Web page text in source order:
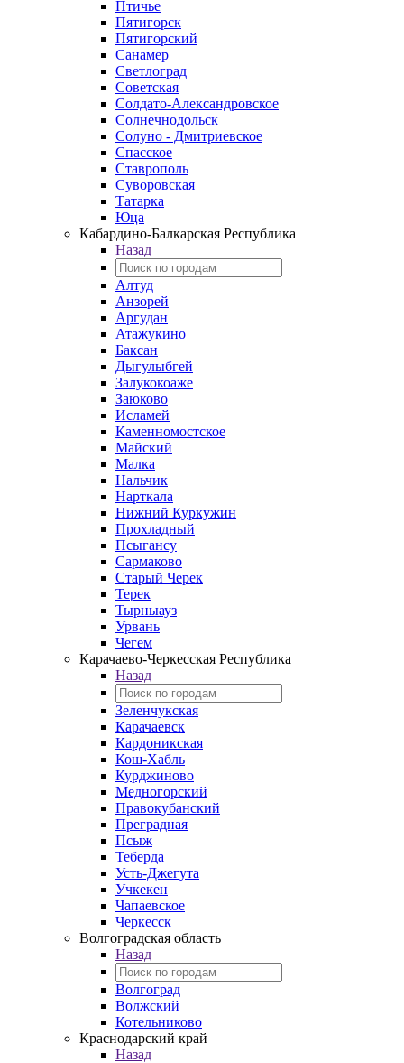
Птичье
Пятигорск
Пятигорский
Санамер
Светлоград
Советская
Солдато-Александровское
Солнечнодольск
Солуно - Дмитриевское
Спасское
Ставрополь
Суворовская
Татарка
Юца
Кабардино‑Балкарская Республика
Назад
Алтуд
Анзорей
Аргудан
Атажукино
Баксан
Дыгулыбгей
Залукокоаже
Заюково
Исламей
Каменномостское
Майский
Малка
Нальчик
Нарткала
Нижний Куркужин
Прохладный
Псыгансу
Сармаково
Старый Черек
Терек
Тырныауз
Урвань
Чегем
Карачаево-Черкесская Республика
Назад
Зеленчукская
Карачаевск
Кардоникская
Кош-Хабль
Курджиново
Медногорский
Правокубанский
Преградная
Псыж
Теберда
Усть-Джегута
Учкекен
Чапаевское
Черкесск
Волгоградская область
Назад
Волгоград
Волжский
Котельниково
Краснодарский край
Назад